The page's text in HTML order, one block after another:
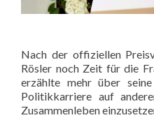
Nach der offiziellen
Rösler noch Zeit für die
erzählte mehr über
Politikkarriere auf
Zusammenleben